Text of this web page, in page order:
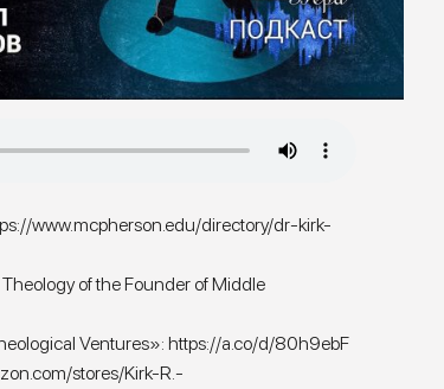
www.mcpherson.edu/directory/dr-kirk-
of the Founder of Middle
Ventures»:https://a.co/d/80h9ebF
stores/Kirk-R.-